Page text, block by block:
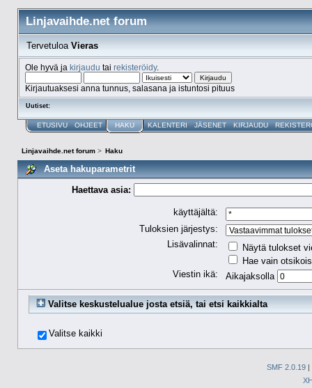
Linjavaihde.net forum
TervetuloaVieras
Ole hyvä ja kirjaudu tai rekisteröidy.
Kirjautuaksesi anna tunnus, salasana ja istuntosi pituus
Uutiset:
ETUSIVU OHJEET HAKU KALENTERI JÄSENET KIRJAUDU
Linjavaihde.net forum> Haku
Aseta hakuparametrit
Haettava asia:
käyttäjältä:
Tuloksien järjestys:
Lisävalinnat:
Näytä tulokset
Hae vain
Viestin ikä:
Aikajaksolla
Valitse keskustelualue josta etsiä, tai etsi kaikkialta
Valitse kaikki
SMF 2.0.19